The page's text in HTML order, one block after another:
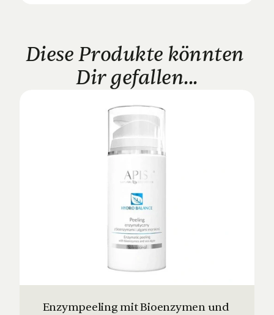
Diese Produkte könnten
Dir gefallen...
Enzympeeling mit Bioenzymen und